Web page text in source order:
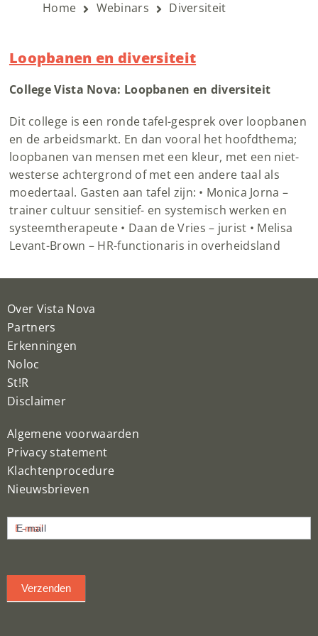
Home Webinars Diversiteit
Loopbanen en diversiteit
College Vista Nova: Loopbanen en diversiteit
Dit college is een ronde tafel-gesprek over loopbanen
en de arbeidsmarkt. En dan vooral het hoofdthema;
loopbanen van mensen met een kleur, met een niet-
westerse achtergrond of met een andere taal als
moedertaal. Gasten aan tafel zijn: • Monica Jorna –
trainer cultuur sensitief- en systemisch werken en
systeemtherapeute • Daan de Vries – jurist • Melisa
Levant-Brown – HR-functionaris in overheidsland
Over Vista Nova
Partners
Erkenningen
Noloc
St!R
Disclaimer
Algemene voorwaarden
Privacy statement
Klachtenprocedure
Nieuwsbrieven
inschrijven
E-mail
Verzenden